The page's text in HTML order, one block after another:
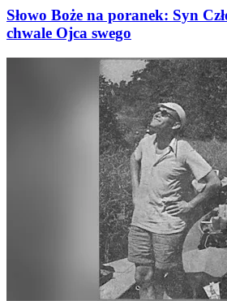
Słowo Boże na poranek: Syn
chwale Ojca swego